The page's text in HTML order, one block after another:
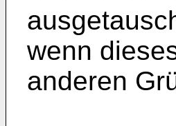
wenn
anderen